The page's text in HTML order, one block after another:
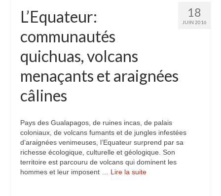
Vietnam
The Tour du monde
The Team
Blogs voyage
18
JUIN 2016
L’Equateur:
communautés
quichuas, volcans
menaçants et araignées
câlines
Pays des Gualapagos, de ruines incas, de palais
coloniaux, de volcans fumants et de jungles infestées
d’araignées venimeuses, l’Equateur surprend par sa
richesse écologique, culturelle et géologique. Son
territoire est parcouru de volcans qui dominent les
hommes et leur imposent … Lire la suite­­